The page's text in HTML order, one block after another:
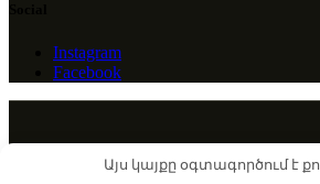
Instagram
Facebook
Այս կայքը օգտագործում է